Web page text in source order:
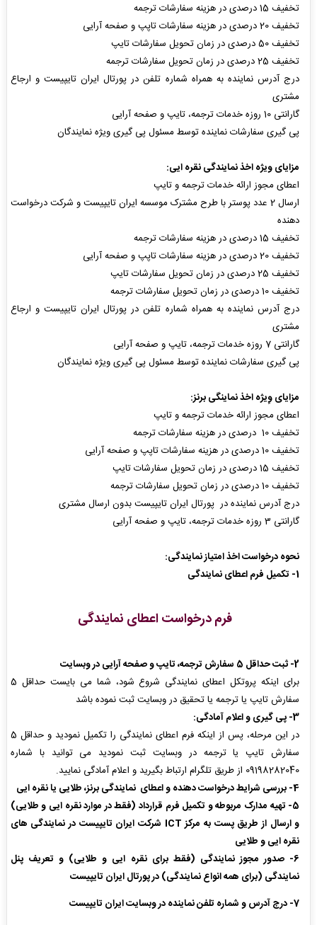
تخفیف 15 درصدی در هزینه سفارشات ترجمه
تخفیف 20 درصدی در هزینه سفارشات تاپپ و صفحه آرایی
تخفیف 50 درصدی در زمان تحویل سفارشات تایپ
تخفیف 25 درصدی در زمان تحویل سفارشات ترجمه
درج آدرس نماینده به همراه شماره تلفن در پورتال ایران تایپیست و ارجاع
مشتری
گارانتی 10 روزه خدمات ترجمه، تایپ و صفحه آرایی
پی گیری سفارشات نماینده توسط مسئول پی گیری ویژه نمایندگان
مزایایویژه اخذنمایندگی نقره ایی:
اعطای مجوز ارائه خدمات ترجمه و تایپ
ارسال 2 عدد پوستر با طرح مشترک موسسه ایران تایپیست و شرکت درخواست
دهنده
تخفیف 15 درصدی در هزینه سفارشات ترجمه
تخفیف 20 درصدی در هزینه سفارشات تاپپ و صفحه آرایی
تخفیف 25 درصدی در زمان تحویل سفارشات تایپ
تخفیف 10 درصدی در زمان تحویل سفارشات ترجمه
درج آدرس نماینده به همراه شماره تلفن در پورتال ایران تایپیست و ارجاع
مشتری
گارانتی 7 روزه خدمات ترجمه، تایپ و صفحه آرایی
پی گیری سفارشات نماینده توسط مسئول پی گیری ویژه نمایندگان
مزایای وِیژهاخذنماینگی برنز:
اعطای مجوز ارائه خدمات ترجمه و تایپ
تخفیف 10 درصدی در هزینه سفارشات ترجمه
تخفیف 10 درصدی در هزینه سفارشات تاپپ و صفحه آرایی
تخفیف 15 درصدی در زمان تحویل سفارشات تایپ
تخفیف 10 درصدی در زمان تحویل سفارشات ترجمه
درج آدرس نماینده در پورتال ایران تایپیست بدون ارسال مشتری
گارانتی 3 روزه خدمات ترجمه، تایپ و صفحه آرایی
نحوه درخواست اخذ امتیاز نمایندگی:
1- تکمیل فرم اعطای نمایندگی
فرم درخواست اعطای نمایندگی
2- ثبت حداقل 5 سفارش
ترجمه، تایپ و صفحه آرایی در وبسایت
برای اینکه پروتکل اعطای نمایندگی شروع شود، شما می بایست حداقل 5
سفارش تایپ یا ترجمه یا تحقیق در وبسایت ثبت نموده باشد
3- پی گیری و اعلام آمادگی:
در این مرحله، پس از اینکه فرم اعطای نمایندگی را تکمیل نمودید و حداقل 5
سفارش تایپ یا ترجمه در وبسایت ثبت نمودید می توانید با شماره
09198282040 از طریق تلگرام ارتباط بگیرید و اعلام آمادگی نمایید.
4- بررسی شرایط درخواست دهنده و اعطای نمایندگی برنز، طلایی یا نقره ایی
5- تهیه مدارک مربوطه و تکمیل فرم قرارداد (فقط در موارد نقره ایی و طلایی)
و ارسال از طریق پست به مرکز ICT شرکت ایران تایپیست در نمایندگی های
نقره ایی و طلایی
6- صدور مجوز نمایندگی (فقط برای نقره ایی و طلایی) و تعریف پنل
نمایندگی (برای همه انواع نمایندگی) در پورتال ایران تایپیست
7- درج آدرس و شماره تلفن نماینده در وبسایت ایران تایپیست